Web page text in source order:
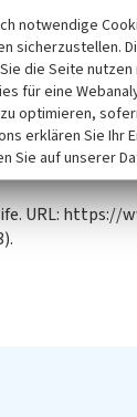
das
Anlage ging
URL: https://
notwendige
sicherzustellen.
die Seite
für eine
optimieren,
erklären Sie Ihr
Sie auf unserer